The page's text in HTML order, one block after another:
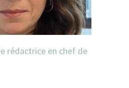
rédactrice en chef de